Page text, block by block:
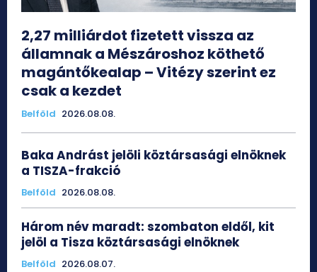
2,27 milliárdot fizetett vissza az
államnak a Mészároshoz köthető
magántőkealap – Vitézy szerint ez
csak a kezdet
Belföld 2026.08.08.
Baka Andrást jelöli köztársasági elnöknek
a TISZA-frakció
Belföld 2026.08.08.
Három név maradt: szombaton eldől, kit
jelöl a Tisza köztársasági elnöknek
Belföld 2026.08.07.